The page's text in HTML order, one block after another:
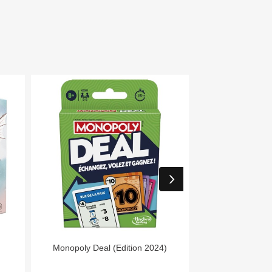
Aperçu rapide
Monopoly Deal (Edition 2024)